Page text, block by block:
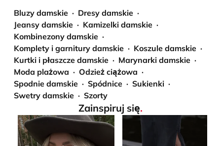
Bluzy damskie
Dresy damskie
Jeansy damskie
Kamizelki damskie
Kombinezony damskie
Komplety i garnitury damskie
Koszule damskie
Kurtki i płaszcze damskie
Marynarki damskie
Moda plażowa
Odzież ciążowa
Spodnie damskie
Spódnice
Sukienki
Swetry damskie
Szorty
Zainspiruj się.